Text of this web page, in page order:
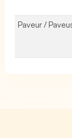
Paveur /